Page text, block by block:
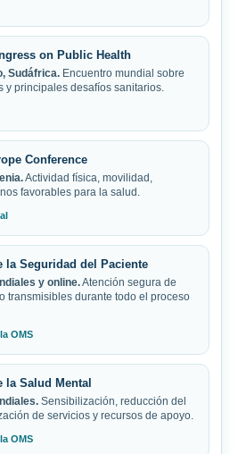
on Public Health
Sudáfrica. Encuentro mundial sobre
y principales desafíos sanitarios.
Conference
Actividad física, movilidad,
favorables para la salud.
la Seguridad del Paciente
y online.Atención segura de
transmisibles durante todo el proceso
OMS
la Salud Mental
Sensibilización, reducción del
de servicios y recursos de apoyo.
OMS